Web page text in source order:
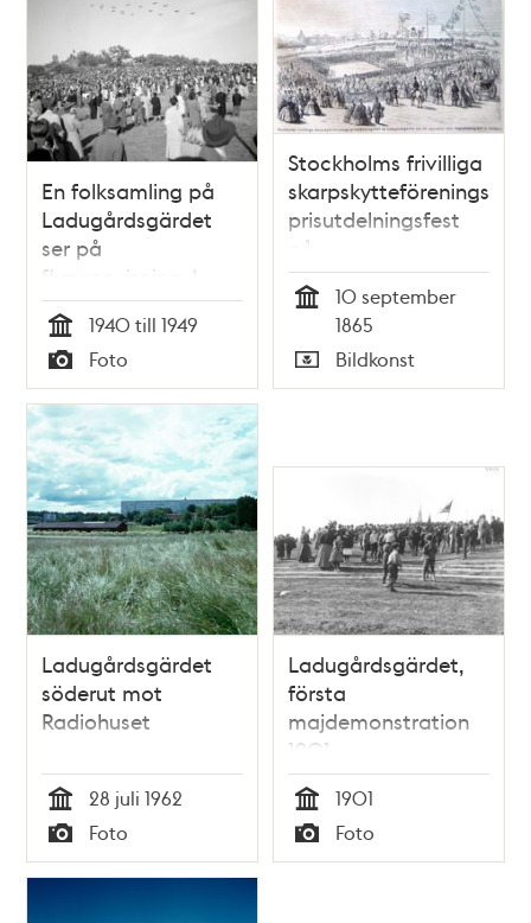
En folksamling på
Ladugårdsgärdet
ser på
flyguppvisning. I
bakgrunden skymtar
Borgen
Tid
1940 till 1949
Typ
Foto
Stockholms frivilliga
skarpskytteförenings
prisutdelningsfest
på
Ladugårdsgärdet
den 10 september
Originalteckning af
F. G. Nordman.
september 1865.
10 september
1865
Typ
Bildkonst
Ladugårdsgärdet
söderut mot
Radiohuset
Tid
28 juli 1962
Typ
Foto
Ladugårdsgärdet,
första
majdemonstration
1901
Tid
1901
Typ
Foto